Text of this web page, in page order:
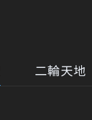
二輪天地